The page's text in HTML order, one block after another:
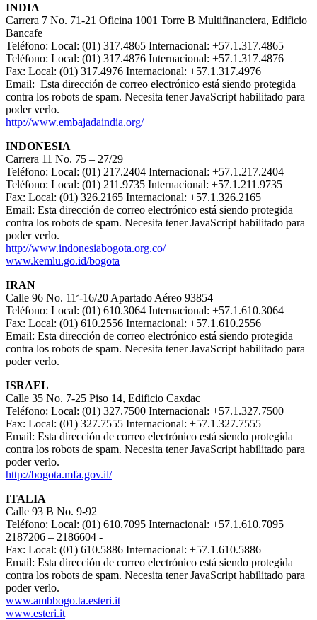
INDIA
Carrera 7 No. 71-21 Oficina 1001 Torre B Multifinanciera, Edificio
Bancafe
Teléfono: Local: (01) 317.4865 Internacional: +57.1.317.4865
Teléfono: Local: (01) 317.4876 Internacional: +57.1.317.4876
Fax: Local: (01) 317.4976 Internacional: +57.1.317.4976
Email: Esta dirección de correo electrónico está siendo protegida
contra los robots de spam. Necesita tener JavaScript habilitado para
poder verlo.
http://www.embajadaindia.org/
INDONESIA
Carrera 11 No. 75 – 27/29
Teléfono: Local: (01) 217.2404 Internacional: +57.1.217.2404
Teléfono: Local: (01) 211.9735 Internacional: +57.1.211.9735
Fax: Local: (01) 326.2165 Internacional: +57.1.326.2165
Email: Esta dirección de correo electrónico está siendo protegida
contra los robots de spam. Necesita tener JavaScript habilitado para
poder verlo.
http://www.indonesiabogota.org.co/
www.kemlu.go.id/bogota
IRAN
Calle 96 No. 11ª-16/20 Apartado Aéreo 93854
Teléfono: Local: (01) 610.3064 Internacional: +57.1.610.3064
Fax: Local: (01) 610.2556 Internacional: +57.1.610.2556
Email: Esta dirección de correo electrónico está siendo protegida
contra los robots de spam. Necesita tener JavaScript habilitado para
poder verlo.
ISRAEL
Calle 35 No. 7-25 Piso 14, Edificio Caxdac
Teléfono: Local: (01) 327.7500 Internacional: +57.1.327.7500
Fax: Local: (01) 327.7555 Internacional: +57.1.327.7555
Email: Esta dirección de correo electrónico está siendo protegida
contra los robots de spam. Necesita tener JavaScript habilitado para
poder verlo.
http://bogota.mfa.gov.il/
ITALIA
Calle 93 B No. 9-92
Teléfono: Local: (01) 610.7095 Internacional: +57.1.610.7095
2187206 – 2186604 -
Fax: Local: (01) 610.5886 Internacional: +57.1.610.5886
Email: Esta dirección de correo electrónico está siendo protegida
contra los robots de spam. Necesita tener JavaScript habilitado para
poder verlo.
www.ambbogo.ta.esteri.it
www.esteri.it